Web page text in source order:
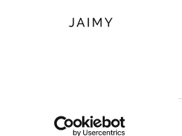
© 2026